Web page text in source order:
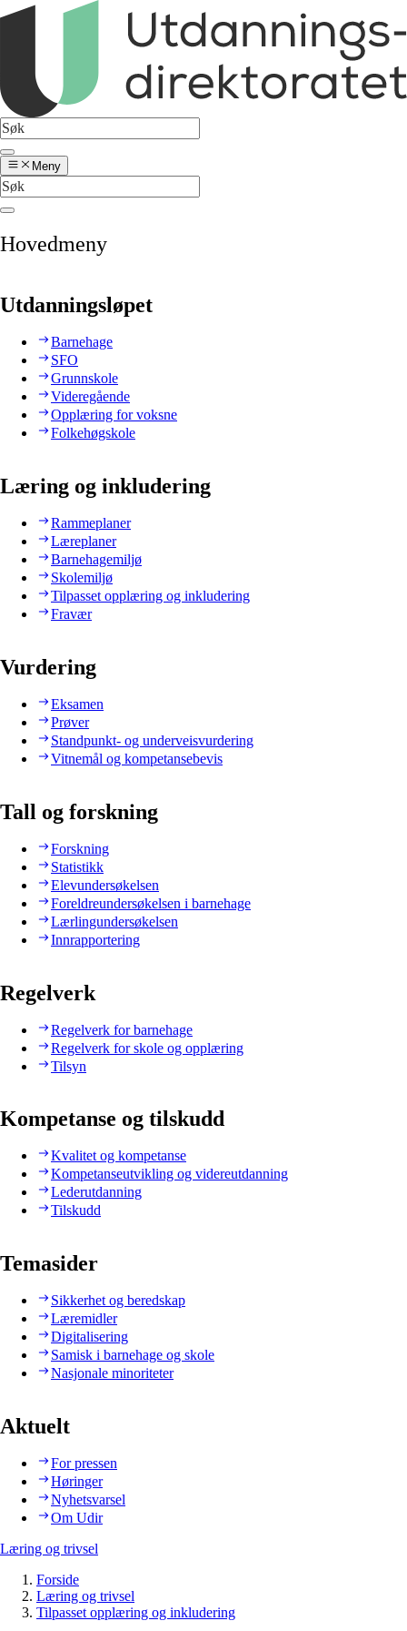
Meny
Hovedmeny
Utdanningsløpet
Barnehage
SFO
Grunnskole
Videregående
Opplæring for voksne
Folkehøgskole
Læring og inkludering
Rammeplaner
Læreplaner
Barnehagemiljø
Skolemiljø
Tilpasset opplæring og inkludering
Fravær
Vurdering
Eksamen
Prøver
Standpunkt- og underveisvurdering
Vitnemål og kompetansebevis
Tall og forskning
Forskning
Statistikk
Elevundersøkelsen
Foreldreundersøkelsen i barnehage
Lærlingundersøkelsen
Innrapportering
Regelverk
Regelverk for barnehage
Regelverk for skole og opplæring
Tilsyn
Kompetanse og tilskudd
Kvalitet og kompetanse
Kompetanseutvikling og videreutdanning
Lederutdanning
Tilskudd
Temasider
Sikkerhet og beredskap
Læremidler
Digitalisering
Samisk i barnehage og skole
Nasjonale minoriteter
Aktuelt
For pressen
Høringer
Nyhetsvarsel
Om Udir
Læring og trivsel
Forside
Læring og trivsel
Tilpasset opplæring og inkludering